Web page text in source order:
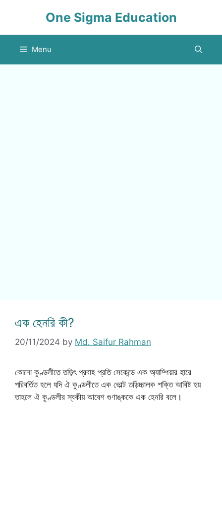
One Sigma Education
Menu
এক হেনরি কী?
20/11/2024 by Md. Saifur Rahman
কোনো কুণ্ডলীতে তড়িৎ প্রবাহ প্রতি সেকেন্ডে এক অ্যাম্পিয়ার হারে
পরিবর্তিত হলে যদি ঐ কুণ্ডলীতে এক ভোল্ট তড়িচ্চালক শক্তি আবিষ্ট হয়
তাহলে ঐ কুণ্ডলীর স্বকীয় আবেশ গুণাঙ্ককে এক হেনরি বলে।